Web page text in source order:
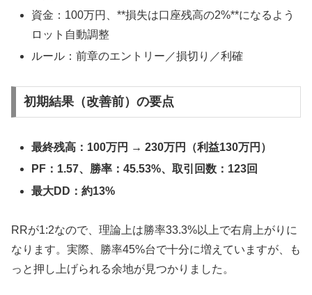
資金：100万円、**損失は口座残高の2%**になるよう
ロット自動調整
ルール：前章のエントリー／損切り／利確
初期結果（改善前）の要点
最終残高：100万円 → 230万円（利益130万円）
PF：1.57、勝率：45.53%、取引回数：123回
最大DD：約13%
RRが1:2なので、理論上は勝率33.3%以上で右肩上がりに
なります。実際、勝率45%台で十分に増えていますが、も
っと押し上げられる余地が見つかりました。